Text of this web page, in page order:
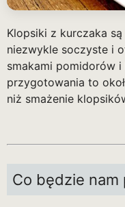
Klopsiki z kurczaka
niezwykle soczyste i
smakami pomidorów
przygotowania to
niż smażenie
Co będzie nam